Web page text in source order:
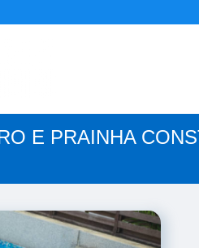
E PRAINHA